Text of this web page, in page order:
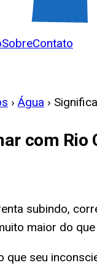
SobreContato
› Água ›
com Rio
subindo,
maior do
que seu